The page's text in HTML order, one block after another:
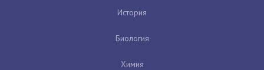
История
Биология
Химия